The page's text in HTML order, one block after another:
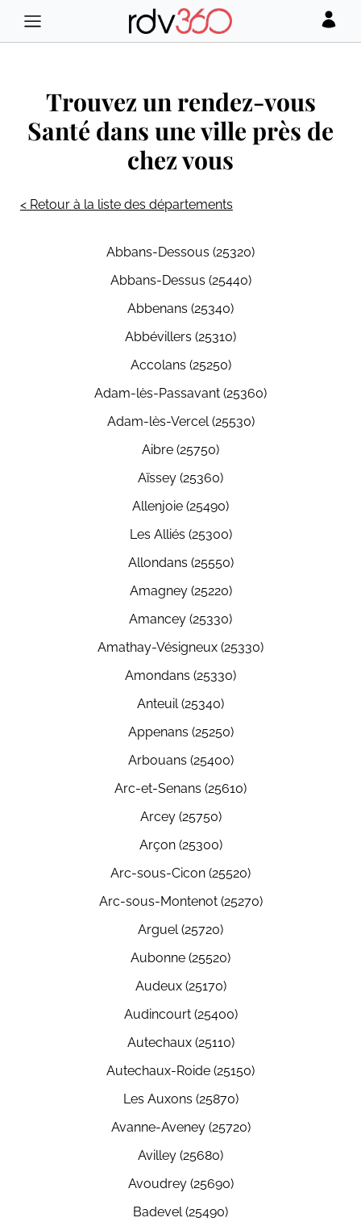
Trouvez un rendez-vous
Santé dans une ville près de
chez vous
< Retour à la liste des départements
Abbans-Dessous (25320)
Abbans-Dessus (25440)
Abbenans (25340)
Abbévillers (25310)
Accolans (25250)
Adam-lès-Passavant (25360)
Adam-lès-Vercel (25530)
Aibre (25750)
Aïssey (25360)
Allenjoie (25490)
Les Alliés (25300)
Allondans (25550)
Amagney (25220)
Amancey (25330)
Amathay-Vésigneux (25330)
Amondans (25330)
Anteuil (25340)
Appenans (25250)
Arbouans (25400)
Arc-et-Senans (25610)
Arcey (25750)
Arçon (25300)
Arc-sous-Cicon (25520)
Arc-sous-Montenot (25270)
Arguel (25720)
Aubonne (25520)
Audeux (25170)
Audincourt (25400)
Autechaux (25110)
Autechaux-Roide (25150)
Les Auxons (25870)
Avanne-Aveney (25720)
Avilley (25680)
Avoudrey (25690)
Badevel (25490)